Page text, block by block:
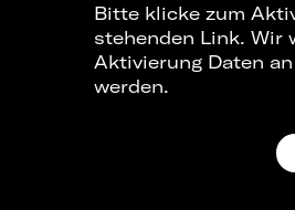
Bitte klicke zum
stehenden Link. Wir
Aktivierung Daten
werden.